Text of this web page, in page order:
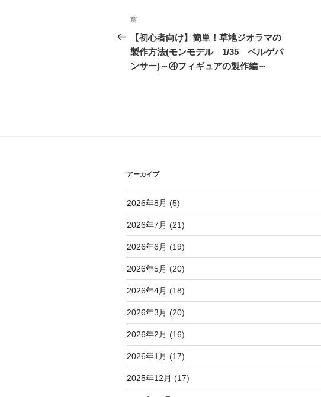
投
稿
ナ
前
の
投
稿
前
【初心者向け】簡単！草地ジオラマの
製作方法(モンモデル 1/35 ベルゲパ
ンサー)～④フィギュアの製作編～
アーカイブ
2026年8月 (5)
2026年7月 (21)
2026年6月 (19)
2026年5月 (20)
2026年4月 (18)
2026年3月 (20)
2026年2月 (16)
2026年1月 (17)
2025年12月 (17)